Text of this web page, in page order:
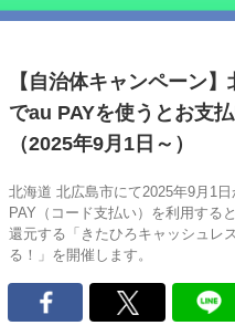
【自治体キャンペーン
でau PAYを使うとお支
（2025年9月1日～）
北海道 北広島市にて2025年9月1
PAY（コード支払い）を利用する
還元する「きたひろキャッシュレ
る！」を開催します。